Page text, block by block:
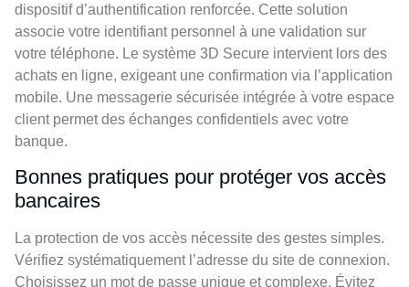
dispositif d’authentification renforcée. Cette solution
associe votre identifiant personnel à une validation sur
votre téléphone. Le système 3D Secure intervient lors des
achats en ligne, exigeant une confirmation via l’application
mobile. Une messagerie sécurisée intégrée à votre espace
client permet des échanges confidentiels avec votre
banque.
Bonnes pratiques pour protéger vos accès
bancaires
La protection de vos accès nécessite des gestes simples.
Vérifiez systématiquement l’adresse du site de connexion.
Choisissez un mot de passe unique et complexe. Évitez